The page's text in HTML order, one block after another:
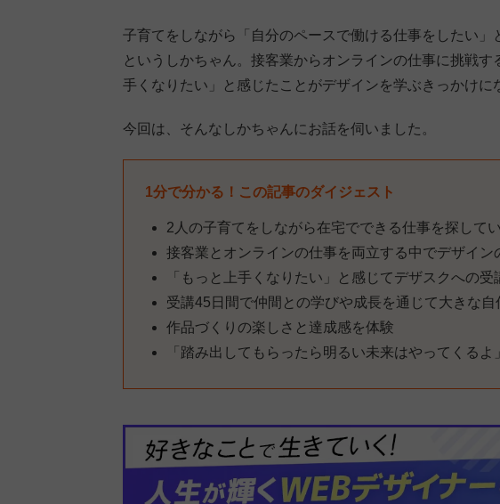
子育てをしながら「自分のペースで働ける仕事をしたい
というしかちゃん。接客業からオンラインの仕事に挑戦
手くなりたい」と感じたことがデザインを学ぶきっかけに
今回は、そんなしかちゃんにお話を伺いました。
1分で分かる！この記事のダイジェスト
2人の子育てをしながら在宅でできる仕事を探して
接客業とオンラインの仕事を両立する中でデザイン
「もっと上手くなりたい」と感じてデザスクへの受
受講45日間で仲間との学びや成長を通じて大きな自
作品づくりの楽しさと達成感を体験
「踏み出してもらったら明るい未来はやってくる